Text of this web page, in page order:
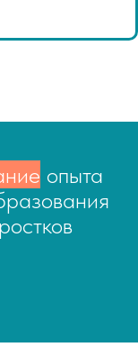
опыта